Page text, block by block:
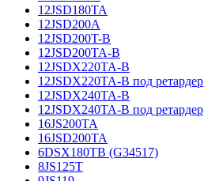
12JSD180TA
12JSD200A
12JSD200T-B
12JSD200TA-B
12JSDX220TA-B
12JSDX220TA-B под ретардер
12JSDX240TA-B
12JSDX240TA-B под ретардер
16JS200TA
16JSD200TA
6DSX180TB (G34517)
8JS125T